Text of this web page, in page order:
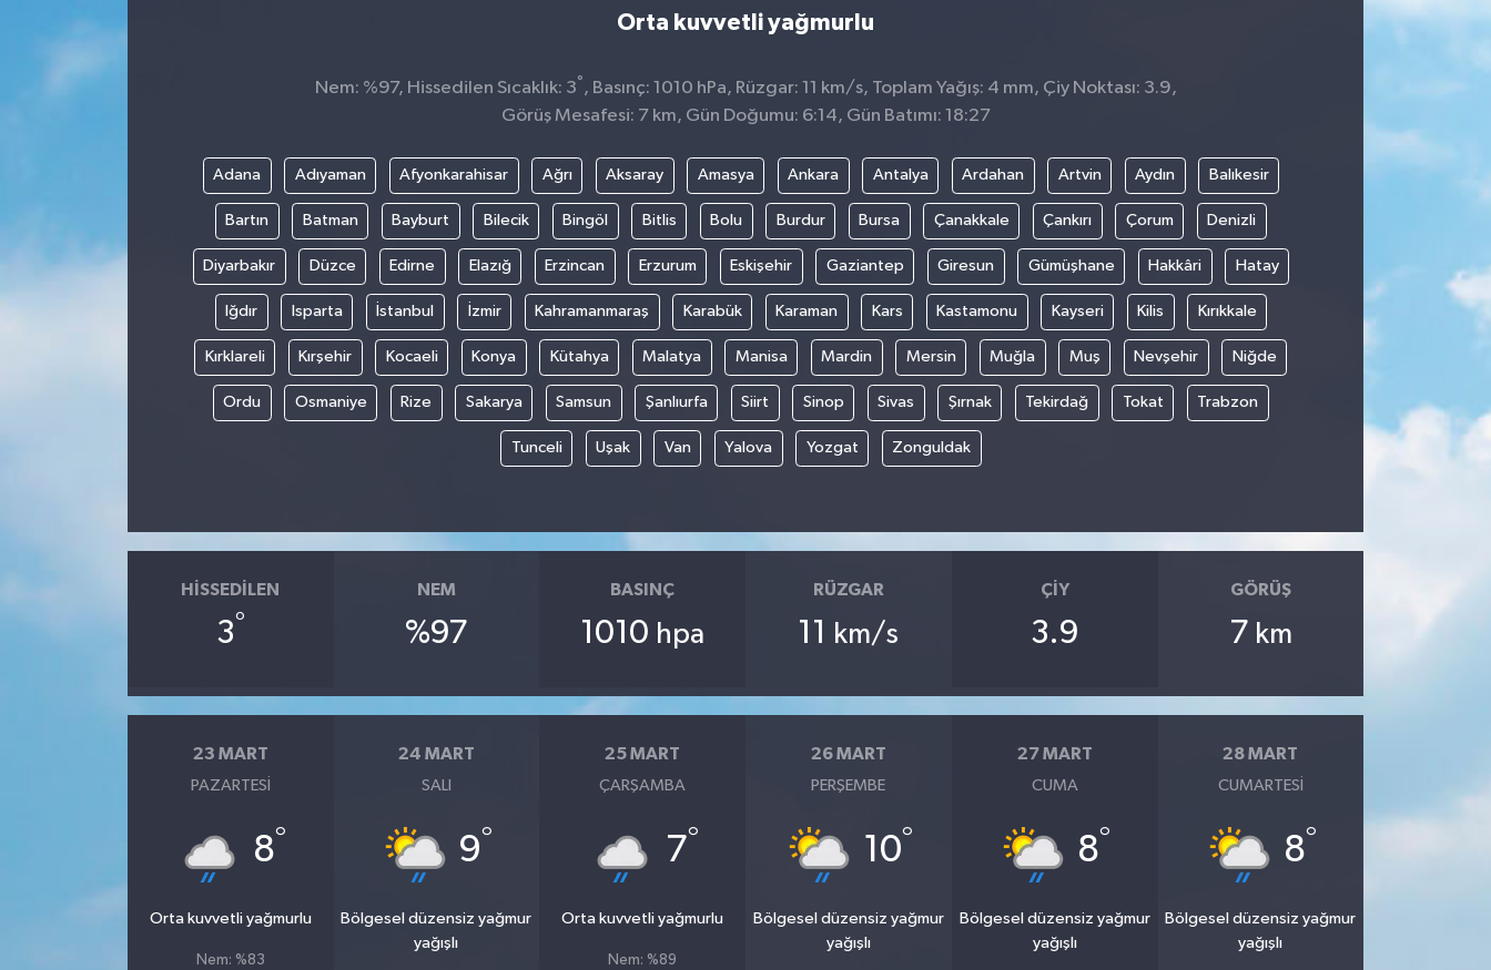
Orta kuvvetli yağmurlu
Nem: %97, Hissedilen Sıcaklık: 3° , Basınç: 1010 hPa, Rüzgar: 11 km/s, Toplam Yağış: 4 mm, Çiy Noktası: 3.9,
Görüş Mesafesi: 7 km, Gün Doğumu: 6:14, Gün Batımı: 18:27
Adana Adıyaman Afyonkarahisar Ağrı Aksaray Amasya Ankara Antalya Ardahan Artvin Aydın Balıkesir
Bartın Batman Bayburt Bilecik Bingöl Bitlis Bolu Burdur Bursa Çanakkale Çankırı Çorum Denizli
Diyarbakır Düzce Edirne Elazığ Erzincan Erzurum Eskişehir Gaziantep Giresun Gümüşhane Hakkâri Hatay
Iğdır Isparta İstanbul İzmir Kahramanmaraş Karabük Karaman Kars Kastamonu Kayseri Kilis Kırıkkale
Kırklareli Kırşehir Kocaeli Konya Kütahya Malatya Manisa Mardin Mersin Muğla Muş Nevşehir Niğde
Ordu Osmaniye Rize Sakarya Samsun Şanlıurfa Siirt Sinop Sivas Şırnak Tekirdağ Tokat Trabzon
Tunceli Uşak Van Yalova Yozgat Zonguldak
HISSEDILEN
3°
NEM
%97
BASINÇ
1010 hpa
RÜZGAR
11 km/s
ÇIY
3.9
GÖRÜŞ
7 km
23 MART
PAZARTESI
8°
Orta kuvvetli yağmurlu
Nem: %83
24 MART
SALI
9°
Bölgesel düzensiz yağmur
yağışlı
25 MART
ÇARŞAMBA
7°
Orta kuvvetli yağmurlu
Nem: %89
26 MART
PERŞEMBE
10°
Bölgesel düzensiz yağmur
yağışlı
27 MART
CUMA
8°
Bölgesel düzensiz yağmur
yağışlı
28 MART
CUMARTESI
8°
Bölgesel düzensiz yağmur
yağışlı